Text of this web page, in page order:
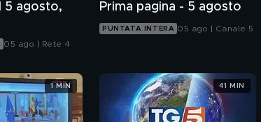
5 agosto,
05 ago | Rete 4
Prima pagina - 5 agosto
PUNTATA INTERA 05 ago | Canale 5
1 MIN 41 MIN